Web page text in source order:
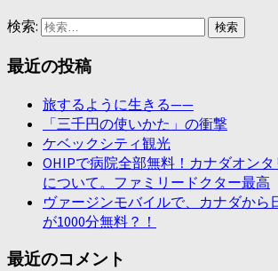
検索:
最近の投稿
旅するように生きる——
「三千円の使いかた」の衝撃
ケベックシティ観光
OHIPで病院全部無料！カナダオン
について。ファミリードクター最高
ヴァージンモバイルで、カナダから
が1000分無料？！
最近のコメント